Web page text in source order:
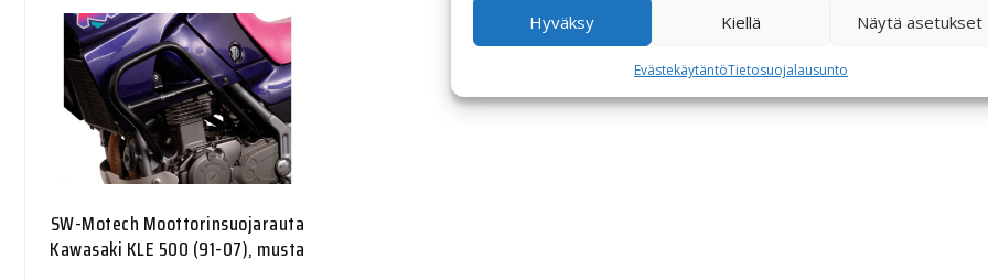
Hyväksy Kiellä Näytä asetukset
EvästekäytäntöTietosuojalausunto
SW-Motech Moottorinsuojarauta
Kawasaki KLE 500 (91-07), musta